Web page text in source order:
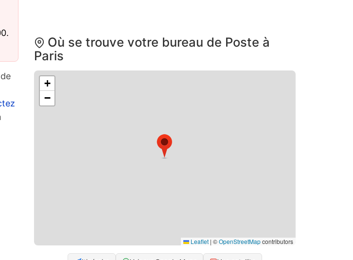
Où se trouve votre bureau de Poste à
Paris
+
−
Leaflet | ©OpenStreetMapcontributors